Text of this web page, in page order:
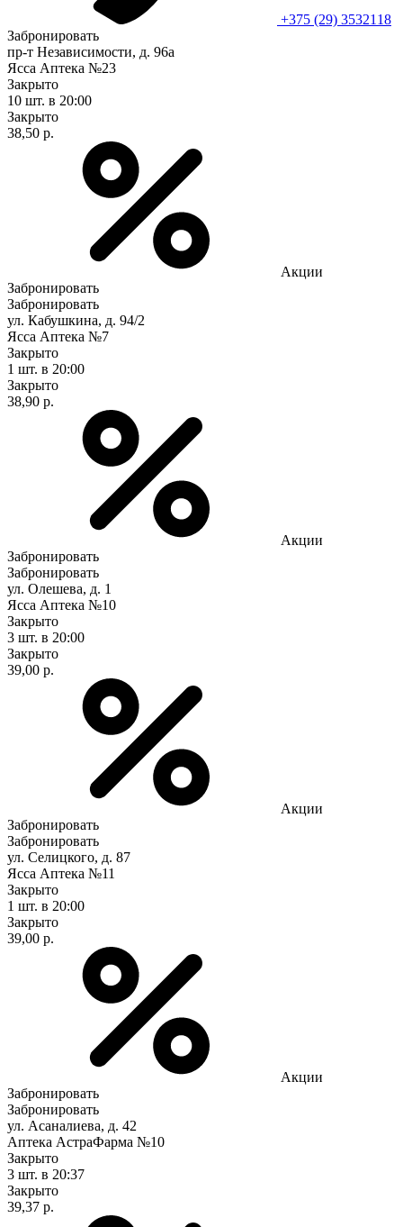
+375 (29) 3532118
Забронировать
пр-т Независимости, д. 96а
Ясса Аптека №23
Закрыто
10 шт. в 20:00
Закрыто
38,50 р.
Акции
Забронировать
Забронировать
ул. Кабушкина, д. 94/2
Ясса Аптека №7
Закрыто
1 шт. в 20:00
Закрыто
38,90 р.
Акции
Забронировать
Забронировать
ул. Олешева, д. 1
Ясса Аптека №10
Закрыто
3 шт. в 20:00
Закрыто
39,00 р.
Акции
Забронировать
Забронировать
ул. Селицкого, д. 87
Ясса Аптека №11
Закрыто
1 шт. в 20:00
Закрыто
39,00 р.
Акции
Забронировать
Забронировать
ул. Асаналиева, д. 42
Аптека АстраФарма №10
Закрыто
3 шт. в 20:37
Закрыто
39,37 р.